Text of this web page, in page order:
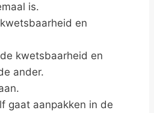
is.
en
kwetsbaarheid en
ander.
gaat aanpakken in de